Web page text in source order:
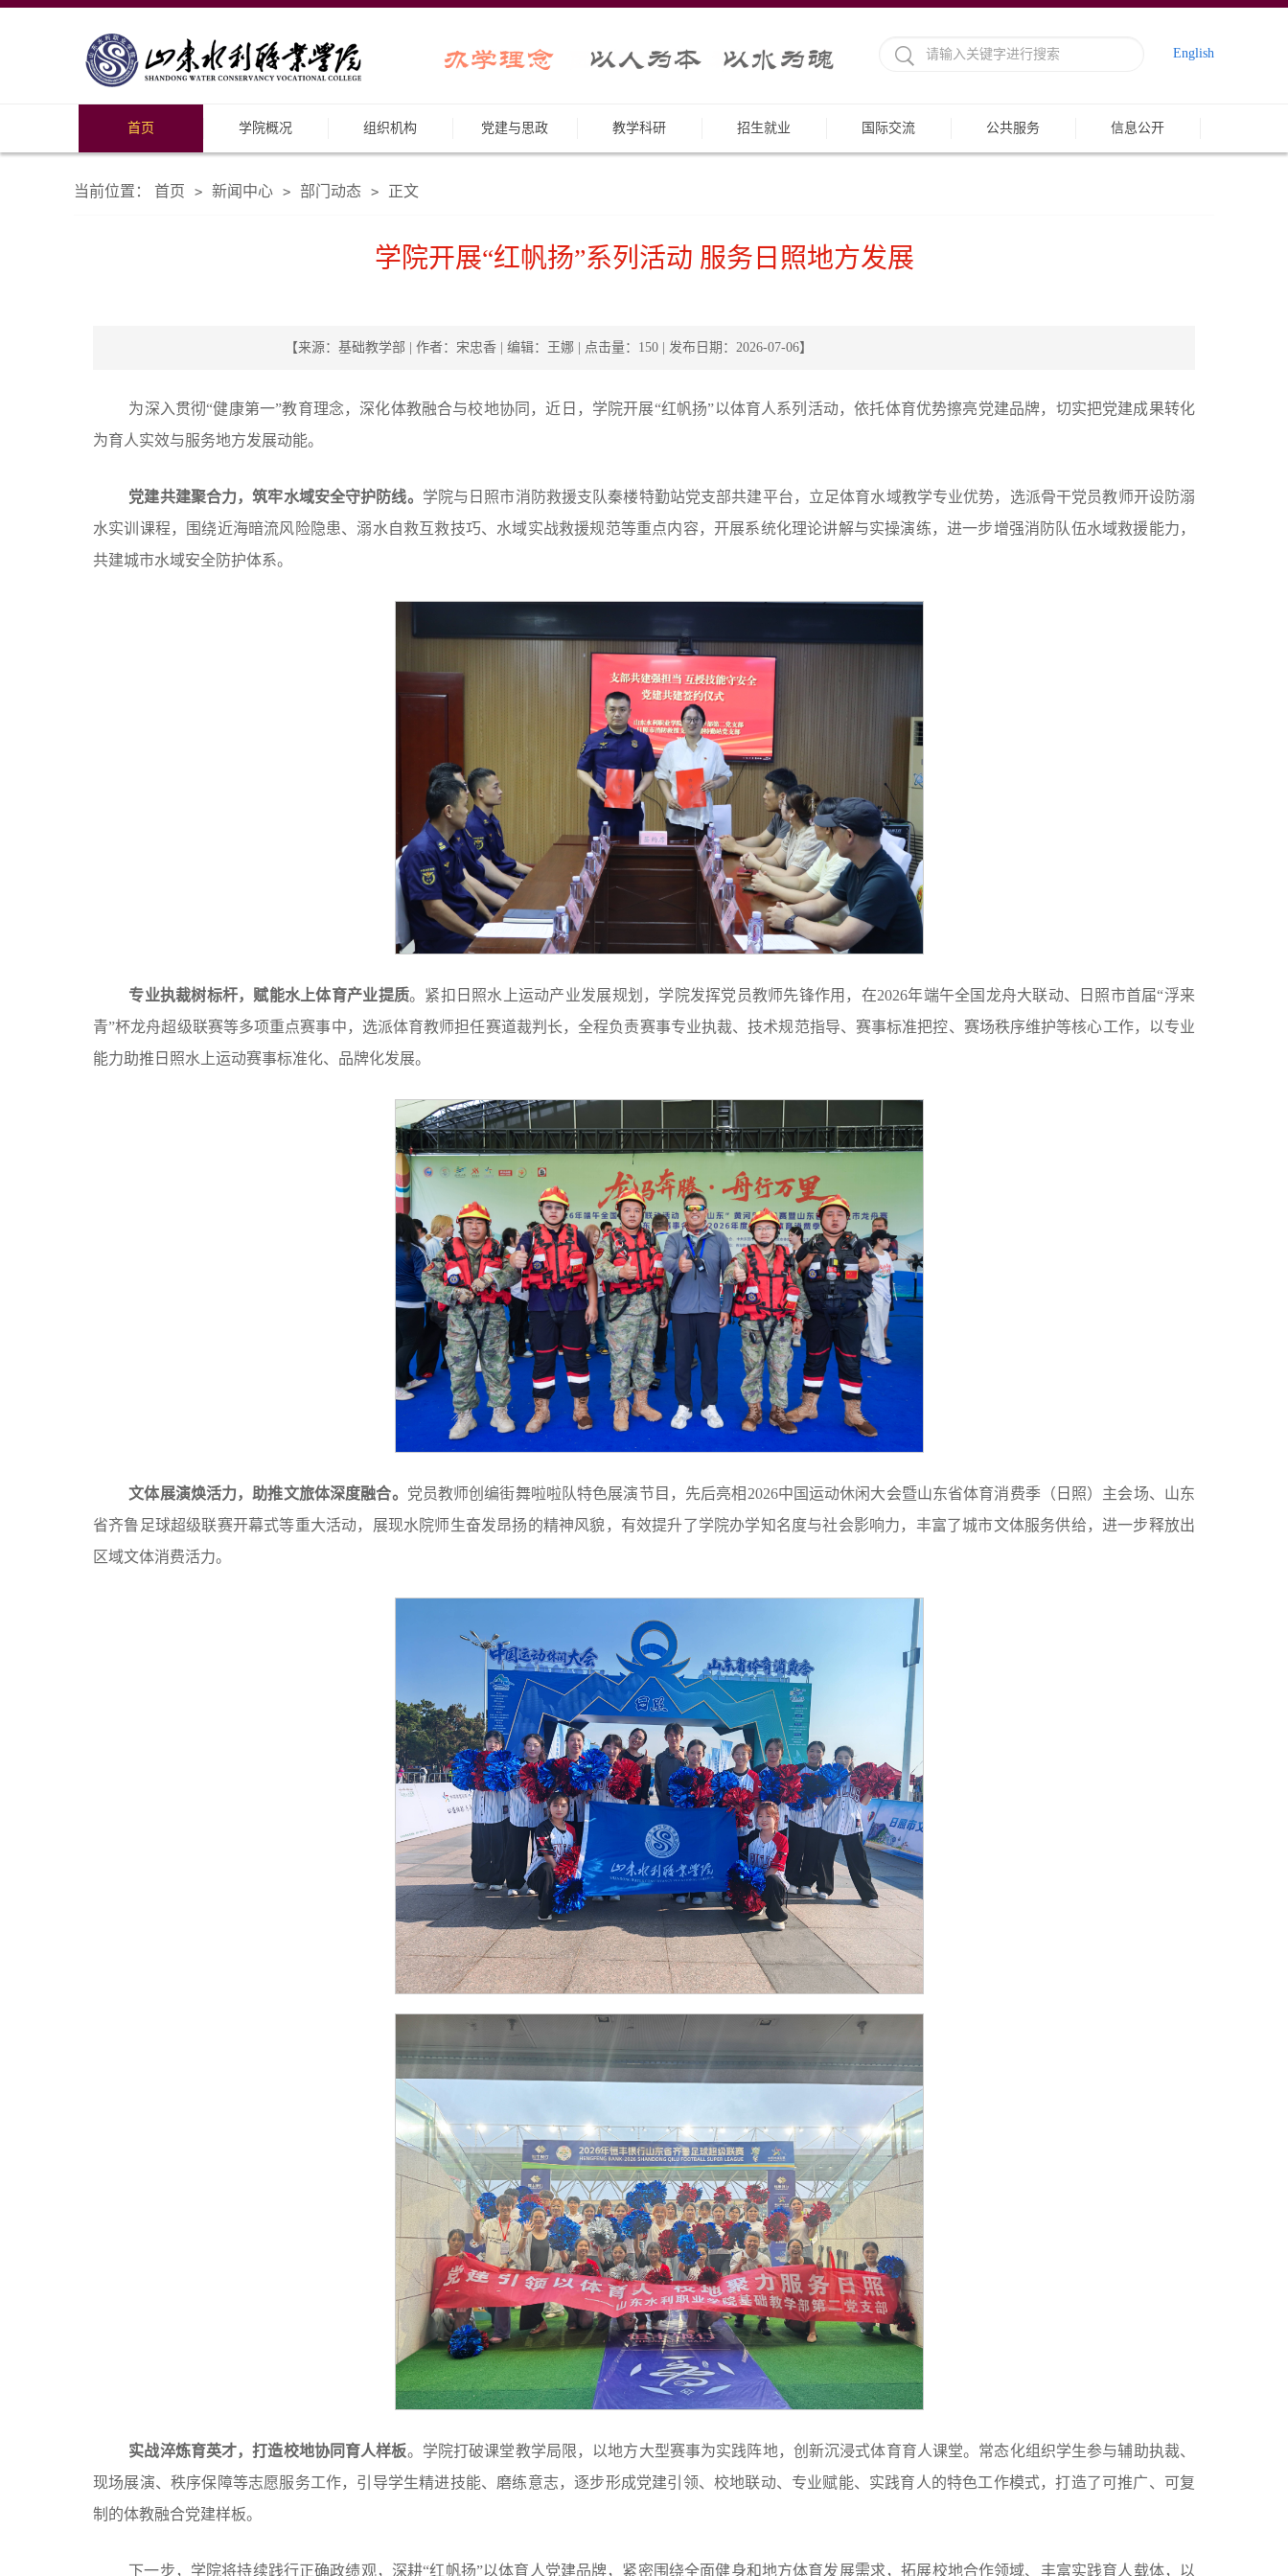
English
首页 学院概况 组织机构 党建与思政 教学科研 招生就业 国际交流 公共服务 信息公开
当前位置： 首页 > 新闻中心 > 部门动态 > 正文
学院开展“红帆扬”系列活动 服务日照地方发展
【来源：基础教学部 | 作者：宋忠香 | 编辑：王娜 | 点击量： 150| 发布日期：2026-07-06】
为深入贯彻“健康第一”教育理念，深化体教融合与校地协同，近日，学院开展“红帆扬”以体育人系列活动，依托体育优势擦亮党建品牌，切实把党建成果转化
为育人实效与服务地方发展动能。
党建共建聚合力，筑牢水域安全守护防线。 学院与日照市消防救援支队秦楼特勤站党支部共建平台，立足体育水域教学专业优势，选派骨干党员教师开设防溺
水实训课程，围绕近海暗流风险隐患、溺水自救互救技巧、水域实战救援规范等重点内容，开展系统化理论讲解与实操演练，进一步增强消防队伍水域救援能力，
共建城市水域安全防护体系。
专业执裁树标杆，赋能水上体育产业提质。紧扣日照水上运动产业发展规划，学院发挥党员教师先锋作用，在2026年端午全国龙舟大联动、日照市首届“浮来
青”杯龙舟超级联赛等多项重点赛事中，选派体育教师担任赛道裁判长，全程负责赛事专业执裁、技术规范指导、赛事标准把控、赛场秩序维护等核心工作，以专业
能力助推日照水上运动赛事标准化、品牌化发展。
文体展演焕活力，助推文旅体深度融合。 党员教师创编街舞啦啦队特色展演节目，先后亮相2026中国运动休闲大会暨山东省体育消费季（日照）主会场、山东
省齐鲁足球超级联赛开幕式等重大活动，展现水院师生奋发昂扬的精神风貌，有效提升了学院办学知名度与社会影响力，丰富了城市文体服务供给，进一步释放出
区域文体消费活力。
实战淬炼育英才，打造校地协同育人样板。学院打破课堂教学局限，以地方大型赛事为实践阵地，创新沉浸式体育育人课堂。常态化组织学生参与辅助执裁、
现场展演、秩序保障等志愿服务工作，引导学生精进技能、磨练意志，逐步形成党建引领、校地联动、专业赋能、实践育人的特色工作模式，打造了可推广、可复
制的体教融合党建样板。
下一步，学院将持续践行正确政绩观，深耕“红帆扬”以体育人党建品牌，紧密围绕全面健身和地方体育发展需求，拓展校地合作领域、丰富实践育人载体，以